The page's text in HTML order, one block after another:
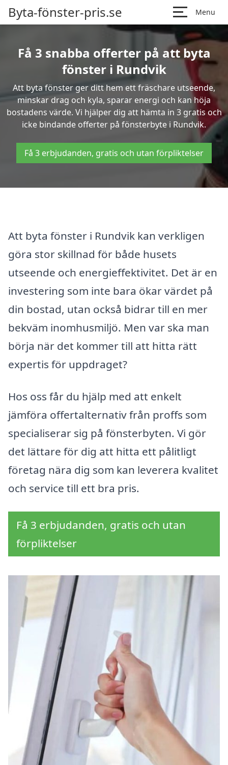
Byta-fönster-pris.se Menu
Få 3 snabba offerter på att byta
fönster i Rundvik
Att byta fönster ger ditt hem ett fräschare utseende,
minskar drag och kyla, sparar energi och kan höja
bostadens värde. Vi hjälper dig att hämta in 3 gratis och
icke bindande offerter på fönsterbyte i Rundvik.
Få 3 erbjudanden, gratis och utan förpliktelser
Att byta fönster i Rundvik kan verkligen
göra stor skillnad för både husets
utseende och energieffektivitet. Det är en
investering som inte bara ökar värdet på
din bostad, utan också bidrar till en mer
bekväm inomhusmiljö. Men var ska man
börja när det kommer till att hitta rätt
expertis för uppdraget?
Hos oss får du hjälp med att enkelt
jämföra offertalternativ från proffs som
specialiserar sig på fönsterbyten. Vi gör
det lättare för dig att hitta ett pålitligt
företag nära dig som kan leverera kvalitet
och service till ett bra pris.
Få 3 erbjudanden, gratis och utan
förpliktelser